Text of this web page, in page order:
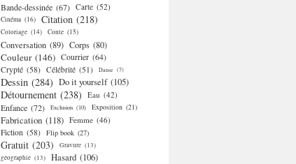
Bande-dessinée (67) Carte (52)
Cinéma (16) Citation (218)
Coloriage (14) Conte (15)
Conversation (89) Corps (80)
Couleur (146) Courrier (64)
Crypté (58) Célébrité (51) Danse (7)
Dessin (284) Do it yourself (105)
Détournement (238) Eau (42)
Enfance (72) Exclusion (10) Exposition (21)
Fabrication (118) Femme (46)
Fiction (58) Flip book (27)
Gratuit (203) Gravure (13)
géographie (13) Hasard (106)